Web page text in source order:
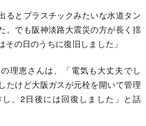
るとプラスチックみたいな水道タン
。でも阪神淡路大震災の方が長く揺
の日のうちに復旧しました」
理恵さんは、「電気も大丈夫でし
たけど大阪ガスが元栓を開いて管理
、2日後には回復しました」と話